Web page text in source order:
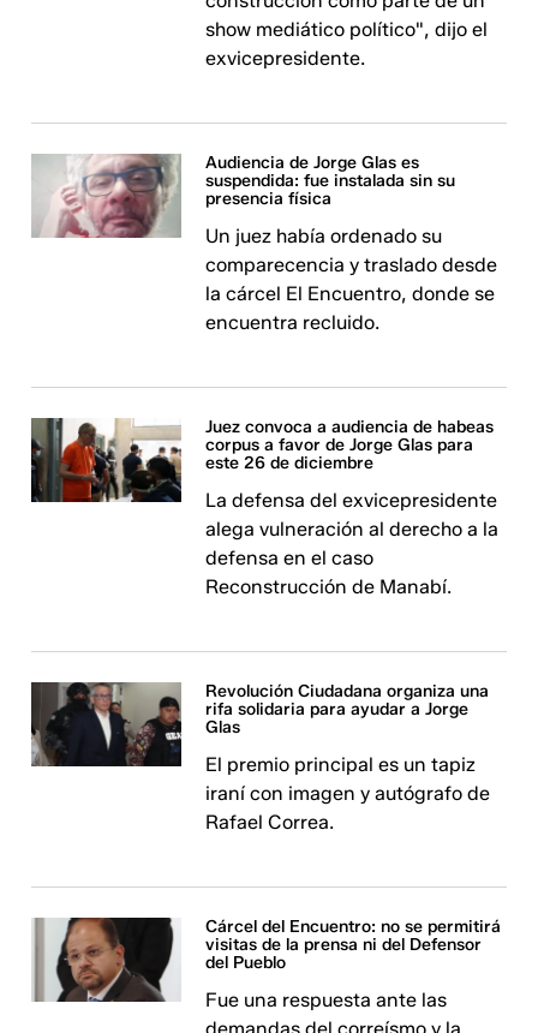
show mediático político", dijo el
exvicepresidente.
Audiencia de Jorge Glas es
suspendida: fue instalada sin su
presencia física
Un juez había ordenado su
comparecencia y traslado desde
la cárcel El Encuentro, donde se
encuentra recluido.
Juez convoca a audiencia de habeas
corpus a favor de Jorge Glas para
este 26 de diciembre
La defensa del exvicepresidente
alega vulneración al derecho a la
defensa en el caso
Reconstrucción de Manabí.
Revolución Ciudadana organiza una
rifa solidaria para ayudar a Jorge
Glas
El premio principal es un tapiz
iraní con imagen y autógrafo de
Rafael Correa.
Cárcel del Encuentro: no se permitirá
visitas de la prensa ni del Defensor
del Pueblo
Fue una respuesta ante las